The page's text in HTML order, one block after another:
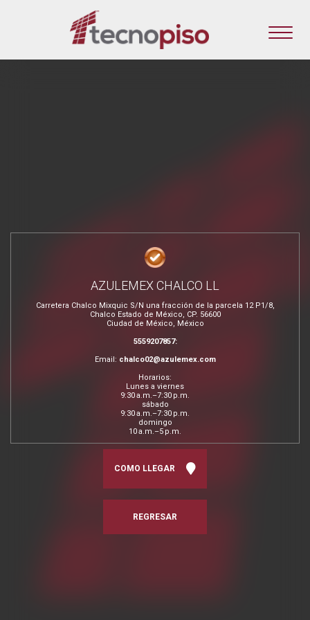
AZULEMEX CHALCO LL
Carretera Chalco Mixquic S/N una fracción de la parcela 12 P1/8,
Chalco Estado de México, CP. 56600
Ciudad de México, México
5559207857:
Email: chalco02@azulemex.com
Horarios:
Lunes a viernes
9:30 a.m.–7:30 p.m.
sábado
9:30 a.m.–7:30 p.m.
domingo
10 a.m.–5 p.m.
COMO LLEGAR
REGRESAR